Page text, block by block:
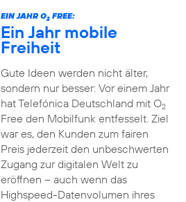
EIN JAHR O2FREE:
Ein Jahr mobile
Freiheit
Gute Ideen werden nicht älter,
sondern nur besser: Vor einem Jahr
hat Telefónica Deutschland mit O2
Free den Mobilfunk entfesselt. Ziel
war es, den Kunden zum fairen
Preis jederzeit den unbeschwerten
Zugang zur digitalen Welt zu
eröffnen – auch wenn das
Highspeed-Datenvolumen ihres